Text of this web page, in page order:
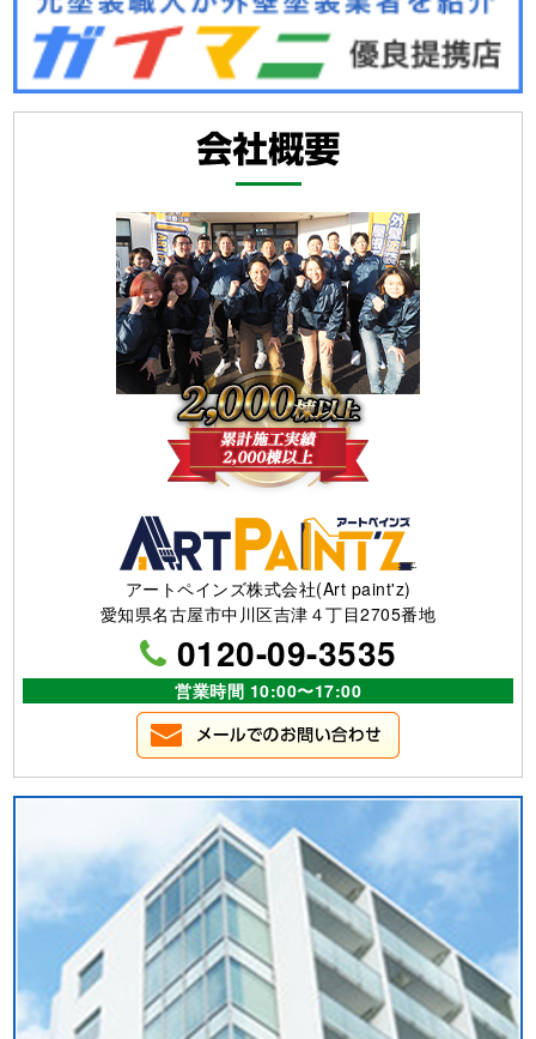
アートペインズ株式会社(Art paint'z)
愛知県名古屋市中川区吉津４丁目2705番地
0120-09-3535
営業時間 10:00〜17:00